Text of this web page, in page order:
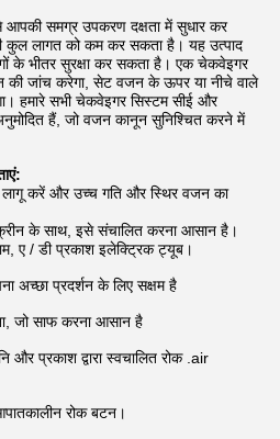
समग्र उपकरण दक्षता में सुधार कर
कुल लागत को कम कर सकता है। यह उत्पाद
के भीतर सुरक्षा कर सकता है। एक चेकवेइगर
की जांच करेगा, सेट वजन के ऊपर या नीचे वाले
हमारे सभी चेकवेइगर सिस्टम सीई और
हैं, जो वजन कानून सुनिश्चित करने में
लागू करें और उच्च गति और स्थिर वजन का
के साथ, इसे संचालित करना आसान है।
ए / डी प्रकाश इलेक्ट्रिक ट्यूब।
अच्छा प्रदर्शन के लिए सक्षम है
जो साफ करना आसान है
और प्रकाश द्वारा स्वचालित रोक .air
रोक बटन।